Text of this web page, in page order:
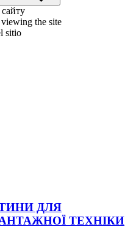
the site
sitio
ДЛЯ
ТЕХНІКИ